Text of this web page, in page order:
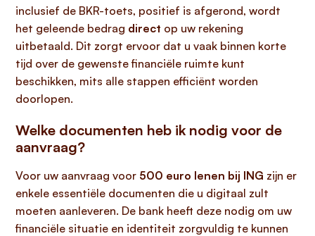
inclusief de BKR-toets, positief is afgerond, wordt
het geleende bedrag direct op uw rekening
uitbetaald. Dit zorgt ervoor dat u vaak binnen korte
tijd over de gewenste financiële ruimte kunt
beschikken, mits alle stappen efficiënt worden
doorlopen.
Welke documenten heb ik nodig voor de
aanvraag?
Voor uw aanvraag voor 500 euro lenen bij ING zijn er
enkele essentiële documenten die u digitaal zult
moeten aanleveren. De bank heeft deze nodig om uw
financiële situatie en identiteit zorgvuldig te kunnen